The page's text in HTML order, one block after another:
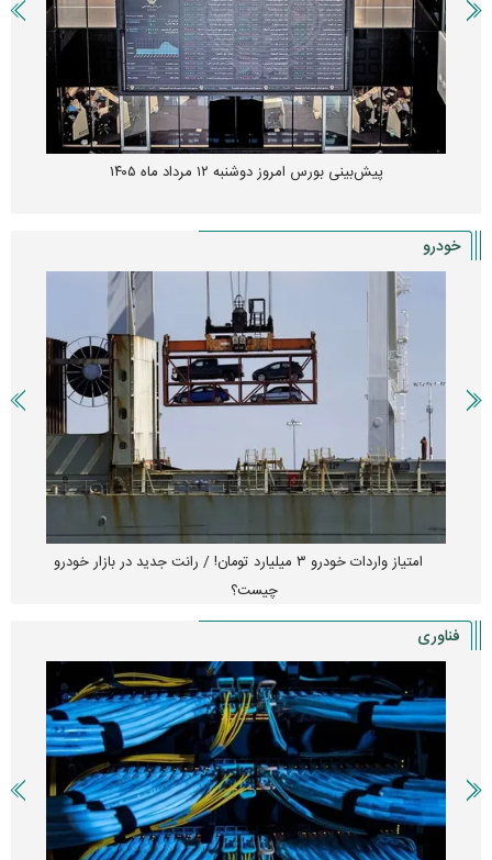
پیش‌بینی بورس امروز دوشنبه ۱۲ مرداد ماه ۱۴۰۵
خودرو
امتیاز واردات خودرو ۳ میلیارد تومان! / رانت جدید در بازار خودرو
چیست؟
فناوری